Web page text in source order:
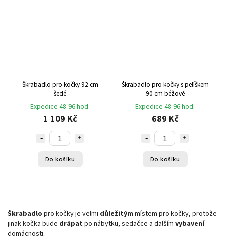
Škrabadlo pro kočky 92 cm
šedé
Expedice 48-96 hod.
1 109 Kč
Do košíku
Škrabadlo pro kočky s pelíškem
90 cm béžové
Expedice 48-96 hod.
689 Kč
Do košíku
Škrabadlo pro kočky je velmi důležitým místem pro kočky, protože
jinak kočka bude drápatpo nábytku, sedačce a dalším vybavení
domácnosti.